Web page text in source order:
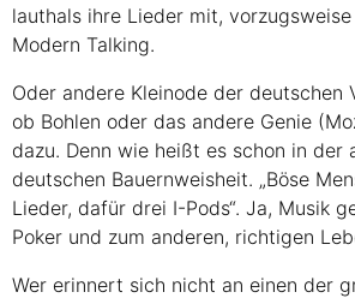
lauthals ihre Lieder mit,
Modern Talking.
Oder andere Kleinode der deutschen
ob Bohlen oder das andere Genie
dazu. Denn wie heißt es schon in der
deutschen Bauernweisheit. „Böse
Lieder, dafür drei I-Pods“. Ja, Musik
Poker und zum anderen, richtigen
Wer erinnert sich nicht an einen der